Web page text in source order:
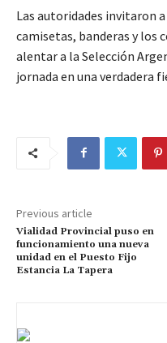
Las autoridades invitaron
camisetas, banderas y los
alentar a la Selección
jornada en una verdadera
Previous article
Vialidad Provincial puso en
funcionamiento una nueva
unidad en el Puesto Fijo
Estancia La Tapera